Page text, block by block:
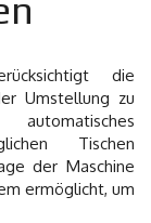
die
Umstellung zu
Tischen
der Maschine
ermöglicht, um